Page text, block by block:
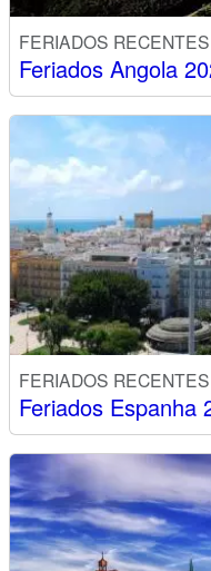
FERIADOS RECENTES
Feriados Angola
FERIADOS RECENTES
Feriados Espanha